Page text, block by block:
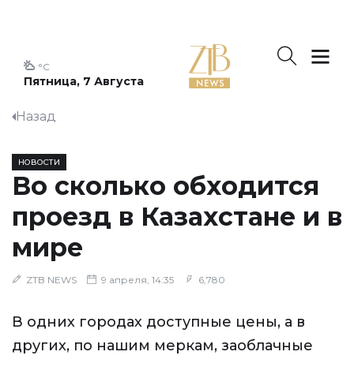
Пятница, 7 Августа
°C
Назад
НОВОСТИ
Во сколько обходится
проезд в Казахстане и в
мире
ZTB NEWS 9 апреля, 14:35 6,780
В одних городах доступные цены, а в
других, по нашим меркам, заоблачные